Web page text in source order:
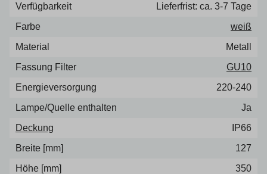
Verfügbarkeit
Lieferfrist: ca. 3-7 Tage
Farbe
weiß
Material
Metall
Fassung Filter
GU10
Energieversorgung
220-240
Lampe/Quelle enthalten
Ja
Deckung
IP66
Breite [mm]
127
Höhe [mm]
350